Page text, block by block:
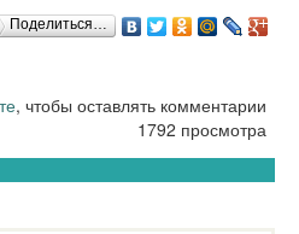
Поделиться…
, чтобы оставлять комментарии
1792 просмотра